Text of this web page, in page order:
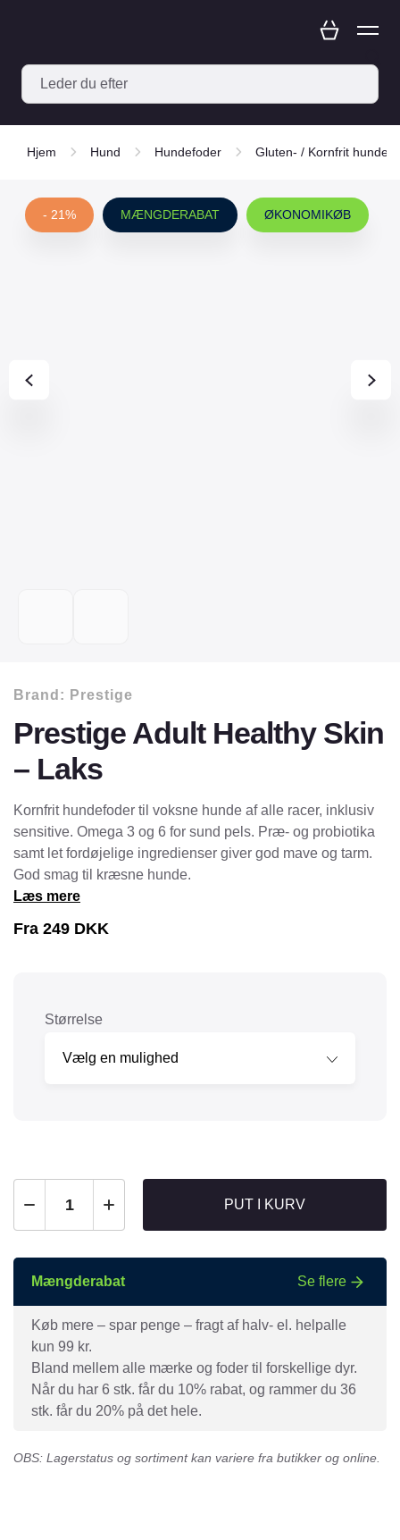
Hjem Hund Hundefoder Gluten- / Kornfrit
- 21% MÆNGDERABAT ØKONOMIKØB
Brand: Prestige
Prestige Adult Healthy Skin
– Laks
Kornfrit hundefoder til voksne hunde af alle racer, inklusiv
sensitive. Omega 3 og 6 for sund pels. Præ- og probiotika
samt let fordøjelige ingredienser giver god mave og tarm.
God smag til kræsne hunde.
Læs mere
Fra 249 DKK
Størrelse
PUT I KURV
Mængderabat Se flere
Køb mere – spar penge – fragt af halv- el. helpalle
kun 99 kr.
Bland mellem alle mærke og foder til forskellige dyr.
Når du har 6 stk. får du 10% rabat, og rammer du 36
stk. får du 20% på det hele.
OBS: Lagerstatus og sortiment kan variere fra butikker og online.